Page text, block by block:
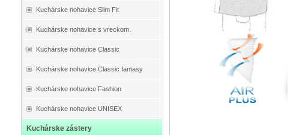
Kuchárske nohavice Slim Fit
Kuchárske nohavice s vreckom.
Kuchárske nohavice Classic
Kuchárske nohavice Classic fantasy
Kuchárske nohavice Fashion
Kuchárske nohavice UNISEX
Kuchárske zástery